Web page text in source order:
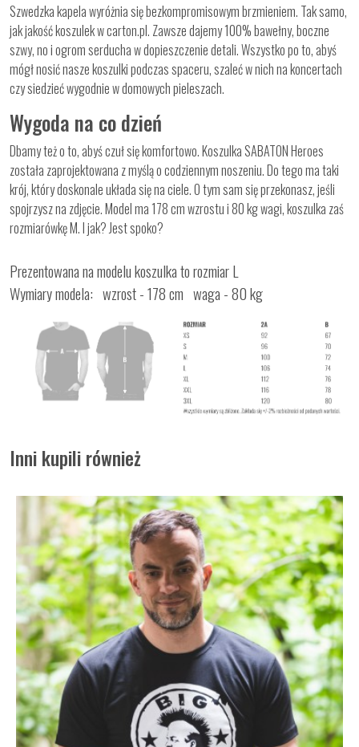
Szwedzka kapela wyróżnia się bezkompromisowym brzmieniem. Tak samo,
jak jakość koszulek w carton.pl. Zawsze dajemy 100% bawełny, boczne
szwy, no i ogrom serducha w dopieszczenie detali. Wszystko po to, abyś
mógł nosić nasze koszulki podczas spaceru, szaleć w nich na koncertach
czy siedzieć wygodnie w domowych pieleszach.
Wygoda na co dzień
Dbamy też o to, abyś czuł się komfortowo. Koszulka SABATON Heroes
została zaprojektowana z myślą o codziennym noszeniu. Do tego ma taki
krój, który doskonale układa się na ciele. O tym sam się przekonasz, jeśli
spojrzysz na zdjęcie. Model ma 178 cm wzrostu i 80 kg wagi, koszulka zaś
rozmiarówkę M. I jak? Jest spoko?
Prezentowana na modelu koszulka to rozmiar L
Wymiary modela: wzrost - 178 cm waga - 80 kg
Inni kupili również